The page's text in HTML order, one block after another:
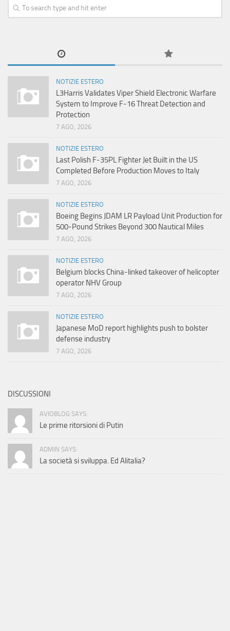
NOTIZIE ESTERO
L3Harris Validates Viper Shield Electronic Warfare
System to Improve F-16 Threat Detection and
Protection
7 AGO, 2026
NOTIZIE ESTERO
Last Polish F-35PL Fighter Jet Built in the US
Completed Before Production Moves to Italy
7 AGO, 2026
NOTIZIE ESTERO
Boeing Begins JDAM LR Payload Unit Production for
500-Pound Strikes Beyond 300 Nautical Miles
7 AGO, 2026
NOTIZIE ESTERO
Belgium blocks China-linked takeover of helicopter
operator NHV Group
7 AGO, 2026
NOTIZIE ESTERO
Japanese MoD report highlights push to bolster
defense industry
7 AGO, 2026
DISCUSSIONI
AVIOBLOG SAYS:
Le prime ritorsioni di Putin
ADMIN SAYS:
La società si sviluppa. Ed Alitalia?